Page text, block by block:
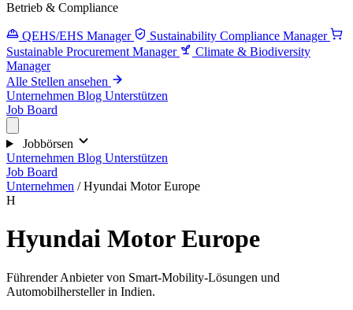
Betrieb & Compliance
QEHS/EHS Manager
Sustainability Compliance Manager
Sustainable Procurement Manager
Climate & Biodiversity
Manager
Alle Stellen ansehen
Unternehmen Blog Unterstützen
Job Board
Jobbörsen
Unternehmen Blog Unterstützen
Job Board
Unternehmen / Hyundai Motor Europe
H
Hyundai Motor Europe
Führender Anbieter von Smart-Mobility-Lösungen und
Automobilhersteller in Indien.